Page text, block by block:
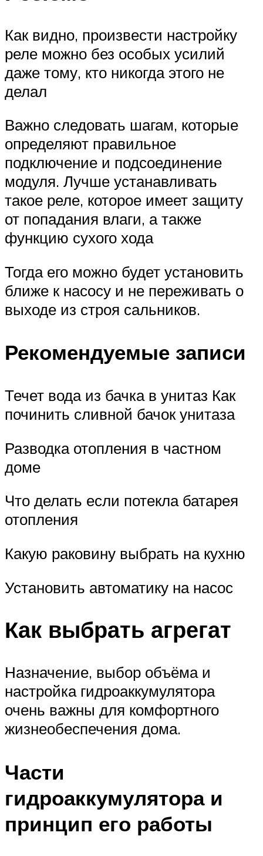
Как видно, произвести настройку
реле можно без особых усилий
даже тому, кто никогда этого не
делал
Важно следовать шагам, которые
определяют правильное
подключение и подсоединение
модуля. Лучше устанавливать
такое реле, которое имеет защиту
от попадания влаги, а также
функцию сухого хода
Тогда его можно будет установить
ближе к насосу и не переживать о
выходе из строя сальников.
Рекомендуемые записи
Течет вода из бачка в унитаз Как
починить сливной бачок унитаза
Разводка отопления в частном
доме
Что делать если потекла батарея
отопления
Какую раковину выбрать на кухню
Установить автоматику на насос
Как выбрать агрегат
Назначение, выбор объёма и
настройка гидроаккумулятора
очень важны для комфортного
жизнеобеспечения дома.
Части
гидроаккумулятора и
принцип его работы